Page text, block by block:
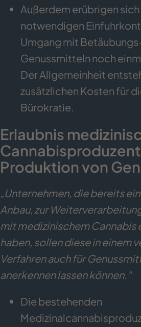
Außerdem erübrigen
notwendigen
Umgang mit
Genussmitteln noch
Der Allgemeinheit
zusätzlichen Kosten für
Bürokratie.
Erlaubnis
Produktion von
„Unternehmen, die bereits
Anbau, zur
mit medizinischem
haben, sollen diese in einem
Verfahren auch für
anerkennen lassen können.“
Die bestehenden